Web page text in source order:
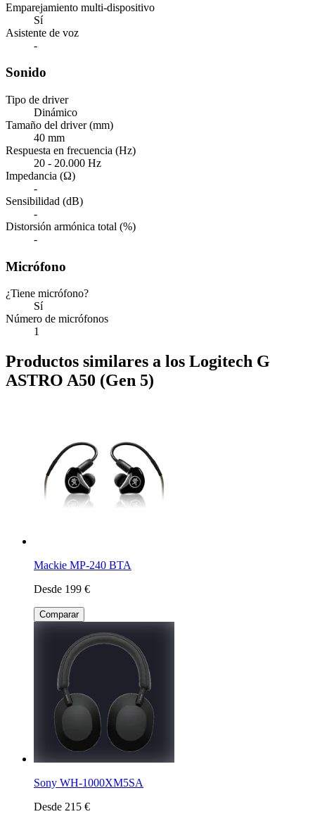
Emparejamiento multi-dispositivo
Sí
Asistente de voz
-
Sonido
Tipo de driver
Dinámico
Tamaño del driver (mm)
40 mm
Respuesta en frecuencia (Hz)
20 - 20.000 Hz
Impedancia (Ω)
-
Sensibilidad (dB)
-
Distorsión armónica total (%)
-
Micrófono
¿Tiene micrófono?
Sí
Número de micrófonos
1
Productos similares a los Logitech G
ASTRO A50 (Gen 5)
Mackie MP-240 BTA
Desde 199 €
Comparar
Sony WH-1000XM5SA
Desde 215 €